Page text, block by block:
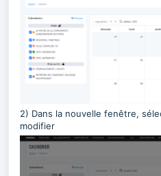
2) Dans la nouvelle fenêtre,
modifier